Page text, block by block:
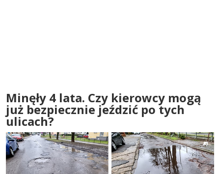
Minęły 4 lata. Czy kierowcy mogą
już bezpiecznie jeździć po tych
ulicach?